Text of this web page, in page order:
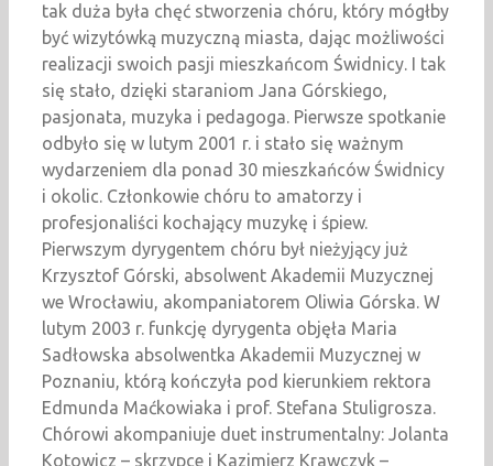
tak duża była chęć stworzenia chóru, który mógłby
być wizytówką muzyczną miasta, dając możliwości
realizacji swoich pasji mieszkańcom Świdnicy. I tak
się stało, dzięki staraniom Jana Górskiego,
pasjonata, muzyka i pedagoga. Pierwsze spotkanie
odbyło się w lutym 2001 r. i stało się ważnym
wydarzeniem dla ponad 30 mieszkańców Świdnicy
i okolic. Członkowie chóru to amatorzy i
profesjonaliści kochający muzykę i śpiew.
Pierwszym dyrygentem chóru był nieżyjący już
Krzysztof Górski, absolwent Akademii Muzycznej
we Wrocławiu, akompaniatorem Oliwia Górska. W
lutym 2003 r. funkcję dyrygenta objęła Maria
Sadłowska absolwentka Akademii Muzycznej w
Poznaniu, którą kończyła pod kierunkiem rektora
Edmunda Maćkowiaka i prof. Stefana Stuligrosza.
Chórowi akompaniuje duet instrumentalny: Jolanta
Kotowicz – skrzypce i Kazimierz Krawczyk –